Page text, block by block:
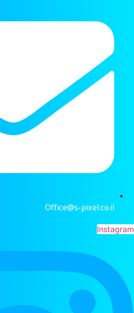
Office@s-pixel.co.il
Instagram